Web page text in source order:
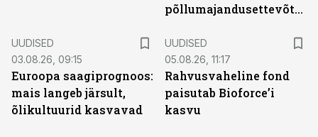
põllumajandusettevõtted
UUDISED
03.08.26, 09:15
Euroopa saagiprognoos:
mais langeb järsult,
õlikultuurid kasvavad
UUDISED
05.08.26, 11:17
Rahvusvaheline fond
paisutab Bioforce’i
kasvu